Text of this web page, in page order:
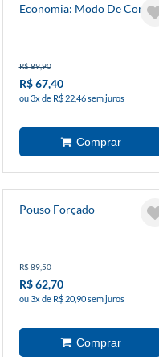
Economia: Modo De Comer
R$ 89,90
R$ 67,40
ou 3x de R$ 22,46 sem juros
Pouso Forçado
R$ 89,50
R$ 62,70
ou 3x de R$ 20,90 sem juros